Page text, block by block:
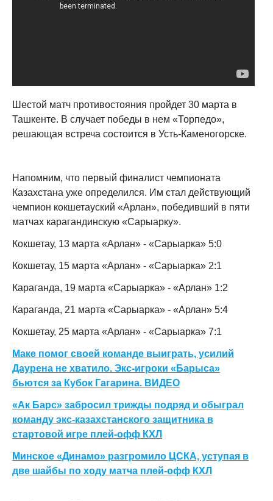
Шестой матч противостояния пройдет 30 марта в
Ташкенте. В случает победы в нем «Торпедо»,
решающая встреча состоится в Усть-Каменогорске.
Напомним, что первый финалист чемпионата
Казахстана уже определился. Им стал действующий
чемпион кокшетауский «Арлан», победивший в пяти
матчах карагандинскую «Сарыарку».
Кокшетау, 13 марта «Арлан» - «Сарыарка» 5:0
Кокшетау, 15 марта «Арлан» - «Сарыарка» 2:1
Караганда, 19 марта «Сарыарка» - «Арлан» 1:2
Караганда, 21 марта «Сарыарка» - «Арлан» 5:4
Кокшетау, 25 марта «Арлан» - «Сарыарка» 7:1
Маке помог своей команде выиграть, усилий
Даурена не хватило. Экс-игроки «Барыса»
бьются за Кубок Гагарина. ВИДЕО
«Ак Барс» забросил трижды подряд и обыграл
команду экс-казахстанского защитника в
стартовой игре плей-офф КХЛ
Минское «Динамо» разгромило ЦСКА, уступая в
две шайбы по ходу матча плей-офф КХЛ